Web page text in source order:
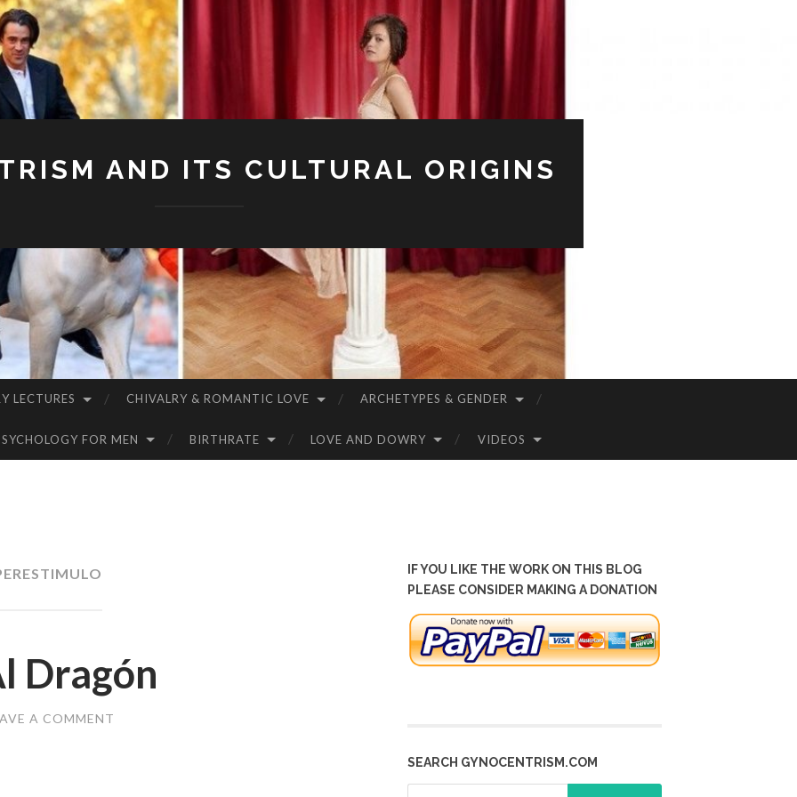
AND ITS CULTURAL ORIGINS
LECTURES CHIVALRY & ROMANTIC LOVE ARCHETYPES & GENDER
FOR MEN BIRTHRATE LOVE AND DOWRY VIDEOS
Dragón
A COMMENT
IF YOU LIKE THE WORK ON THIS BLOG
PLEASE CONSIDER MAKING A DONATION
SEARCH GYNOCENTRISM.COM